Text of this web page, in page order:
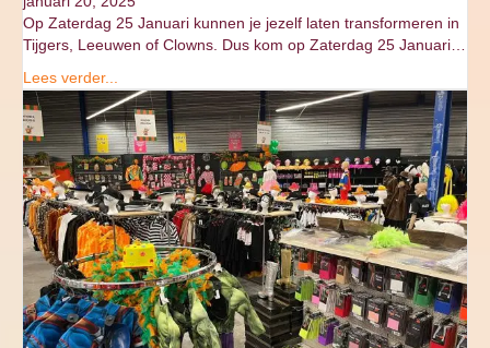
Op Zaterdag 25 Januari kunnen je jezelf laten transformeren in
Tijgers, Leeuwen of Clowns. Dus kom op Zaterdag 25 Januari…
Lees verder...